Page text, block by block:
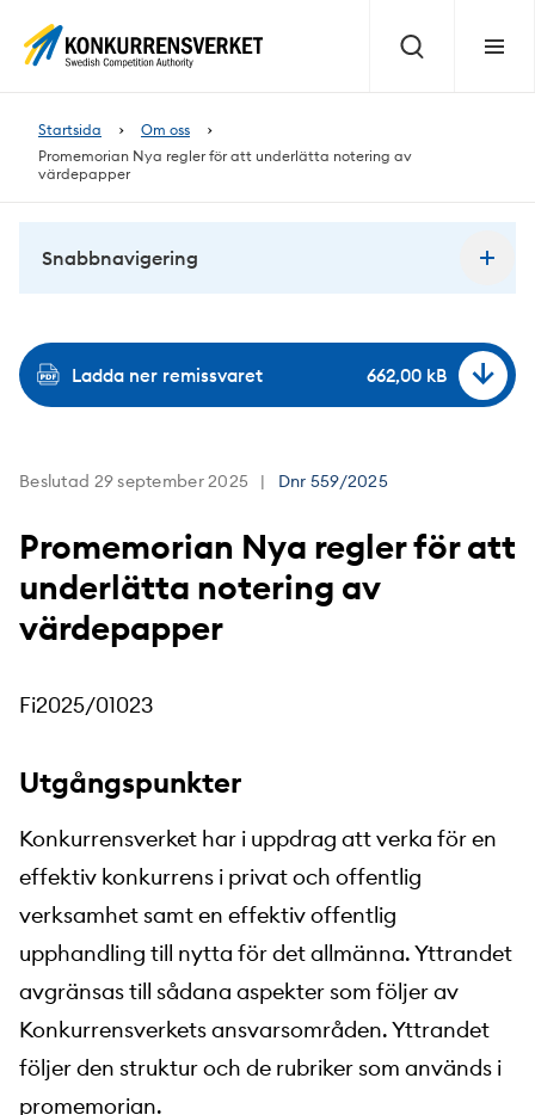
Sök Meny
Startsida
Om oss
Promemorian Nya regler för att underlätta notering av
värdepapper
Beslutad 29 september 2025 Dnr 559/2025
Promemorian Nya regler för att
underlätta notering av
värdepapper
Fi2025/01023
Utgångspunkter
Konkurrensverket har i uppdrag att verka för en
effektiv konkurrens i privat och offentlig
verksamhet samt en effektiv offentlig
upphandling till nytta för det allmänna. Yttrandet
avgränsas till sådana aspekter som följer av
Konkurrensverkets ansvarsområden. Yttrandet
följer den struktur och de rubriker som används i
promemorian.
Ladda ner remissvaret 662,00 kB
Snabbnavigering